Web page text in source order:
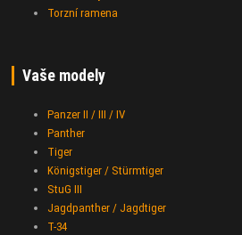
Torzní ramena
Vaše modely
Panzer II / III / IV
Panther
Tiger
Königstiger / Stürmtiger
StuG III
Jagdpanther / Jagdtiger
T-34